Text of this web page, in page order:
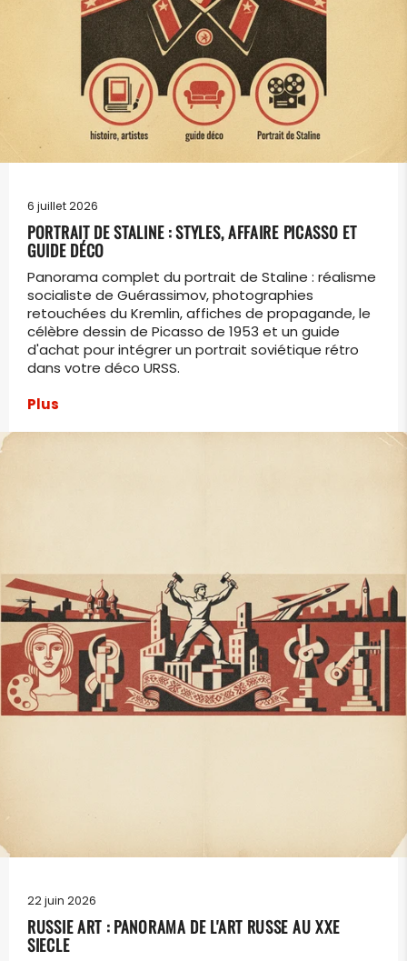
6 juillet 2026
PORTRAIT DE STALINE : STYLES, AFFAIRE PICASSO ET
GUIDE DÉCO
Panorama complet du portrait de Staline : réalisme
socialiste de Guérassimov, photographies
retouchées du Kremlin, affiches de propagande, le
célèbre dessin de Picasso de 1953 et un guide
d'achat pour intégrer un portrait soviétique rétro
dans votre déco URSS.
Plus
22 juin 2026
RUSSIE ART : PANORAMA DE L'ART RUSSE AU XXE
SIECLE